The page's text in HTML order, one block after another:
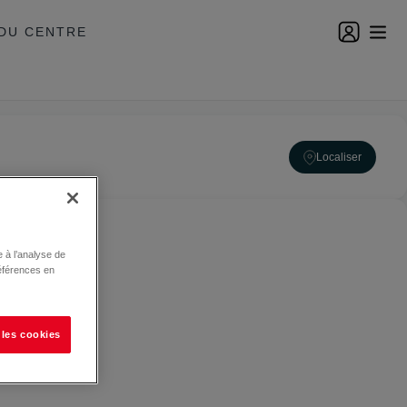
CENTRE
Localiser
l’analyse de
en
cookies